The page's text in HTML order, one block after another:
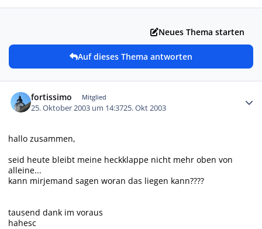
Neues Thema starten
Auf dieses Thema antworten
fortissimo Mitglied
25. Oktober 2003 um 14:3725. Okt 2003
hallo zusammen,
seid heute bleibt meine heckklappe nicht mehr oben von
alleine...
kann mirjemand sagen woran das liegen kann????
tausend dank im voraus
hahesc